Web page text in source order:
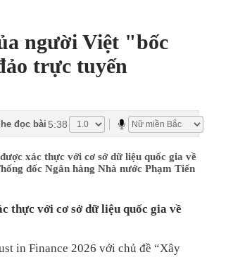
người Việt "bốc
trực tuyến
đọc bài 5:38
xác thực với cơ sở dữ liệu quốc gia về
đốc Ngân hàng Nhà nước Phạm Tiến
thực với cơ sở dữ liệu quốc gia về
in Finance 2026 với chủ đề “Xây